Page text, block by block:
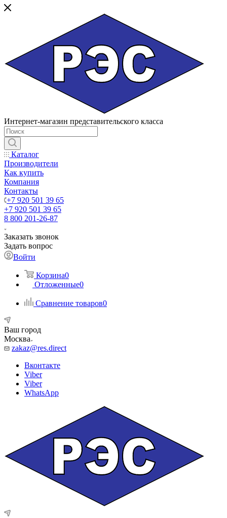
Интернет-магазин представительского класса
Каталог
Производители
Как купить
Компания
Контакты
+7 920 501 39 65
+7 920 501 39 65
8 800 201-26-87
Заказать звонок
Задать вопрос
Войти
Корзина0
Отложенные0
Сравнение товаров0
Ваш город
Москва
zakaz@res.direct
Вконтакте
Viber
Viber
WhatsApp